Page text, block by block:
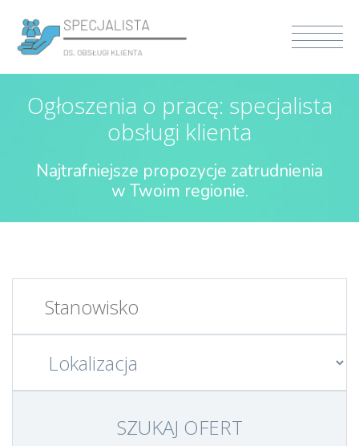
Ogłoszenia o pracę: specjalista
obsługi klienta
Najtrafniejsze propozycje zatrudnienia
w Twoim regionie.